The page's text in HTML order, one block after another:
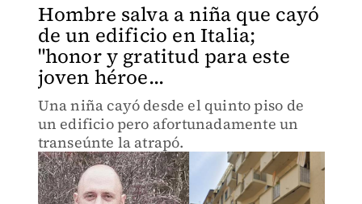
Hombre salva a niña que cayó
de un edificio en Italia;
"honor y gratitud para este
joven héroe...
Una niña cayó desde el quinto piso de
un edificio pero afortunadamente un
transeúnte la atrapó.